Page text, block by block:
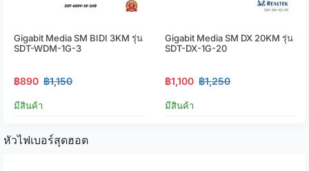
Gigabit Media SM BIDI 3KM รุ่น
SDT-WDM-1G-3
฿890 ฿1,150
มีสินค้า
Gigabit Media SM DX 20KM รุ่น
SDT-DX-1G-20
฿1,100 ฿1,250
มีสินค้า
หัวไฟเบอร์สุดฮอต